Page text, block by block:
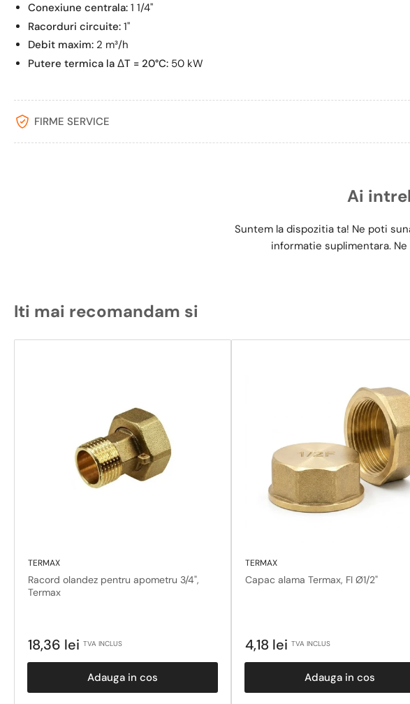
Conexiune centrala: 1 1/4''
Racorduri circuite: 1''
Debit maxim: 2 m³/h
Putere termica la ΔT = 20°C: 50 kW
FIRME SERVICE
Ai
Suntem la dispozitia ta! Ne poti
informatie suplimentara.
Iti mai recomandam si
TERMAX
Racord olandez pentru apometru 3/4",
Termax
Pret
18,36 lei TVA INCLUS
Adauga in cos
TERMAX
Capac alama Termax, FI Ø1/2"
Pret
4,18 lei TVA INCLUS
Adauga in cos